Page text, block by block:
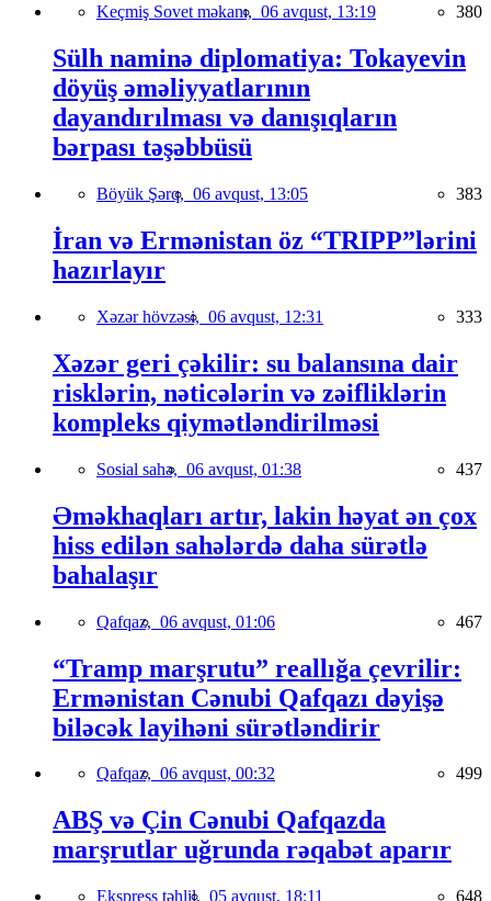
Keçmiş Sovet məkanı, 06 avqust, 13:19 380
Sülh naminə diplomatiya: Tokayevin
döyüş əməliyyatlarının
dayandırılması və danışıqların
bərpası təşəbbüsü
Böyük Şərq, 06 avqust, 13:05 383
İran və Ermənistan öz “TRIPP”lərini
hazırlayır
Xəzər hövzəsi, 06 avqust, 12:31 333
Xəzər geri çəkilir: su balansına dair
risklərin, nəticələrin və zəifliklərin
kompleks qiymətləndirilməsi
Sosial sahə, 06 avqust, 01:38 437
Əməkhaqları artır, lakin həyat ən çox
hiss edilən sahələrdə daha sürətlə
bahalaşır
Qafqaz, 06 avqust, 01:06 467
“Tramp marşrutu” reallığa çevrilir:
Ermənistan Cənubi Qafqazı dəyişə
biləcək layihəni sürətləndirir
Qafqaz, 06 avqust, 00:32 499
ABŞ və Çin Cənubi Qafqazda
marşrutlar uğrunda rəqabət aparır
Ekspress təhlil, 05 avqust, 18:11 648